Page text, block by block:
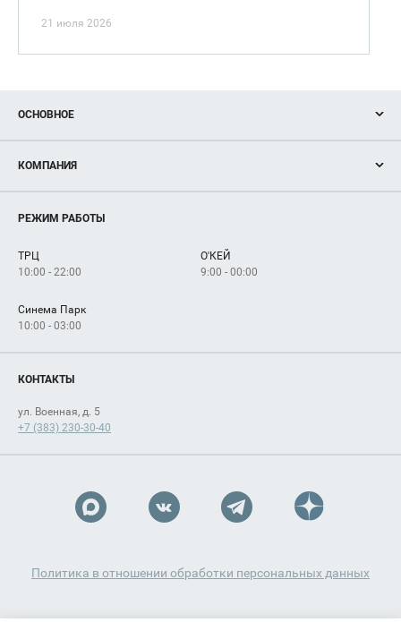
21 июля 2026
ОСНОВНОЕ
Новости
Магазины
Услуги
КОМПАНИЯ
Рекламодателям
Как добраться
РЕЖИМ РАБОТЫ
ТРЦ
10:00 - 22:00
О'КЕЙ
9:00 - 00:00
Синема Парк
10:00 - 03:00
КОНТАКТЫ
ул. Военная, д. 5
+7 (383) 230-30-40
Политика в отношении обработки персональных данных